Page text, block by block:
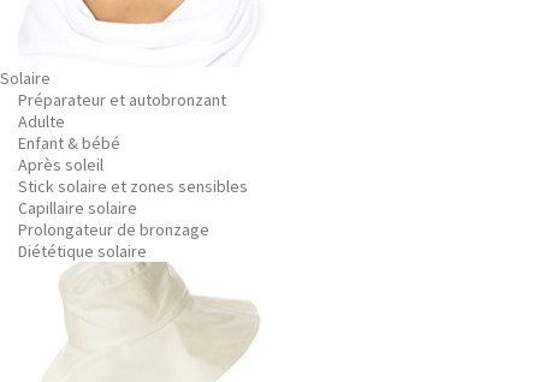
Solaire
Préparateur et autobronzant
Adulte
Enfant & bébé
Après soleil
Stick solaire et zones sensibles
Capillaire solaire
Prolongateur de bronzage
Diététique solaire